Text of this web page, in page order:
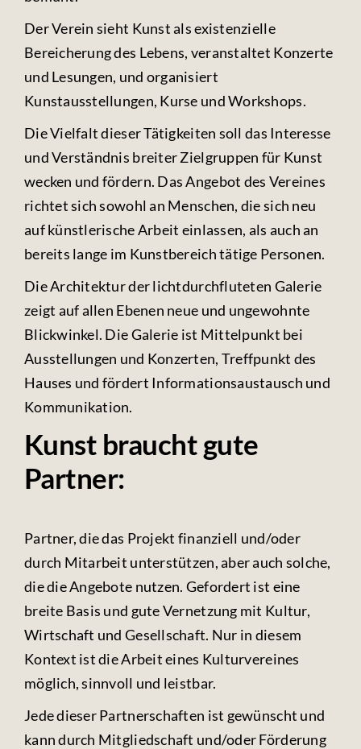
Der Verein sieht Kunst als existenzielle
Bereicherung des Lebens, veranstaltet Konzerte
und Lesungen, und organisiert
Kunstausstellungen, Kurse und Workshops.
Die Vielfalt dieser Tätigkeiten soll das Interesse
und Verständnis breiter Zielgruppen für Kunst
wecken und fördern. Das Angebot des Vereines
richtet sich sowohl an Menschen, die sich neu
auf künstlerische Arbeit einlassen, als auch an
bereits lange im Kunstbereich tätige Personen.
Die Architektur der lichtdurchfluteten Galerie
zeigt auf allen Ebenen neue und ungewohnte
Blickwinkel. Die Galerie ist Mittelpunkt bei
Ausstellungen und Konzerten, Treffpunkt des
Hauses und fördert Informationsaustausch und
Kommunikation.
Kunst braucht gute
Partner:
Partner, die das Projekt finanziell und/oder
durch Mitarbeit unterstützen, aber auch solche,
die die Angebote nutzen. Gefordert ist eine
breite Basis und gute Vernetzung mit Kultur,
Wirtschaft und Gesellschaft. Nur in diesem
Kontext ist die Arbeit eines Kulturvereines
möglich, sinnvoll und leistbar.
Jede dieser Partnerschaften ist gewünscht und
kann durch Mitgliedschaft und/oder Förderung